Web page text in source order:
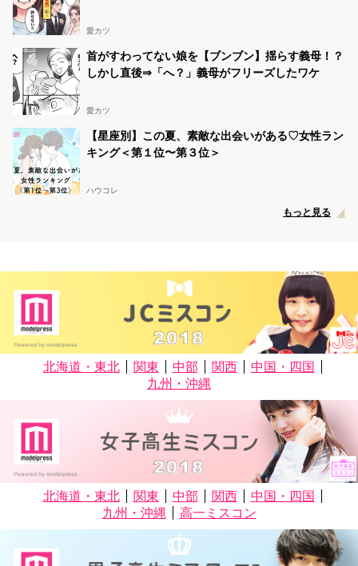
愛カツ
首がすわってない娘を【ブンブン】揺らす義母！？
しかし直後⇒「へ？」義母がフリーズしたワケ
愛カツ
【星座別】この夏、素敵な出会いがある♡女性ラン
キング＜第１位〜第３位＞
ハウコレ
もっと見る
北海道・東北 関東 中部 関西
中国・四国
九州・沖縄
北海道・東北 関東 中部 関西
中国・四国
九州・沖縄
高一ミスコン